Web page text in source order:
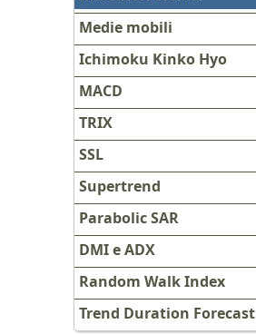
Medie mobili
Ichimoku Kinko Hyo
MACD
TRIX
SSL
Supertrend
Parabolic SAR
DMI e ADX
Random Walk Index
Trend Duration Forecast